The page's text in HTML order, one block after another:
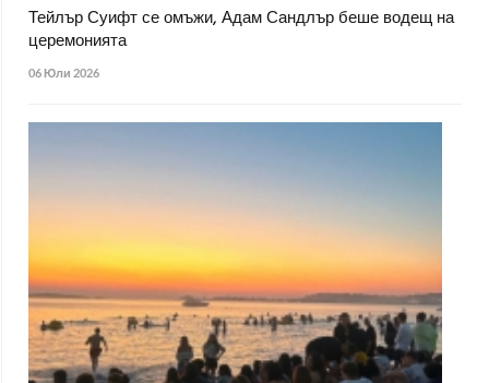
Тейлър Суифт се омъжи, Адам Сандлър беше водещ на
церемонията
06 Юли 2026